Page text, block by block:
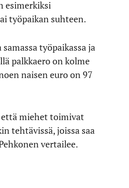
esimerkiksi
työpaikan suhteen.
työpaikassa ja
palkkaero on kolme
naisen euro on 97
miehet toimivat
tehtävissä, joissa saa
vertailee.